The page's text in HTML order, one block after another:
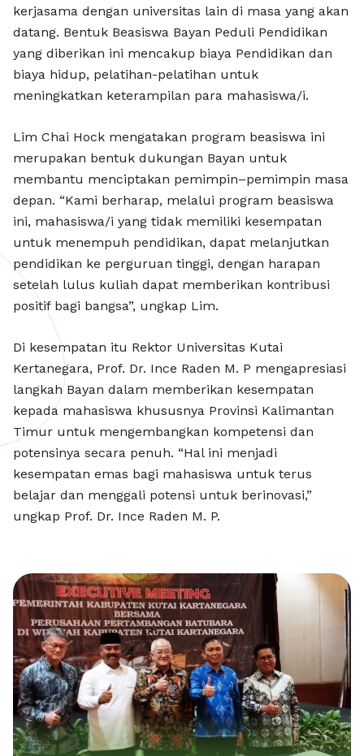
kerjasama dengan universitas lain di masa yang akan
datang. Bentuk Beasiswa Bayan Peduli Pendidikan
yang diberikan ini mencakup biaya Pendidikan dan
biaya hidup, pelatihan-pelatihan untuk
meningkatkan keterampilan para mahasiswa/i.
Lim Chai Hock mengatakan program beasiswa ini
merupakan bentuk dukungan Bayan untuk
membantu menciptakan pemimpin–pemimpin masa
depan. “Kami berharap, melalui program beasiswa
ini, mahasiswa/i yang tidak memiliki kesempatan
untuk menempuh pendidikan, dapat melanjutkan
pendidikan ke perguruan tinggi, dengan harapan
setelah lulus kuliah dapat memberikan kontribusi
positif bagi bangsa”, ungkap Lim.
Di kesempatan itu Rektor Universitas Kutai
Kertanegara, Prof. Dr. Ince Raden M. P mengapresiasi
langkah Bayan dalam memberikan kesempatan
kepada mahasiswa khususnya Provinsi Kalimantan
Timur untuk mengembangkan kompetensi dan
potensinya secara penuh. “Hal ini menjadi
kesempatan emas bagi mahasiswa untuk terus
belajar dan menggali potensi untuk berinovasi,”
ungkap Prof. Dr. Ince Raden M. P.